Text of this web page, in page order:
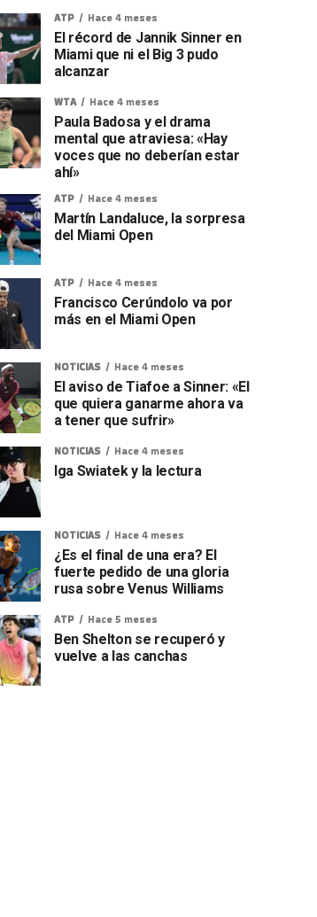
ATP Hace 4 meses
El récord de Jannik Sinner en
Miami que ni el Big 3 pudo
alcanzar
WTA Hace 4 meses
Paula Badosa y el drama
mental que atraviesa: «Hay
voces que no deberían estar
ahí»
ATP Hace 4 meses
Martín Landaluce, la sorpresa
del Miami Open
ATP Hace 4 meses
Francisco Cerúndolo va por
más en el Miami Open
NOTICIAS Hace 4 meses
El aviso de Tiafoe a Sinner: «El
que quiera ganarme ahora va
a tener que sufrir»
NOTICIAS Hace 4 meses
Iga Swiatek y la lectura
NOTICIAS Hace 4 meses
¿Es el final de una era? El
fuerte pedido de una gloria
rusa sobre Venus Williams
ATP Hace 5 meses
Ben Shelton se recuperó y
vuelve a las canchas